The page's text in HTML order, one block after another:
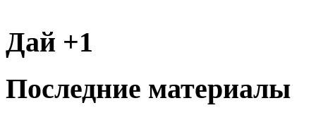
Дай +1
Последние материалы